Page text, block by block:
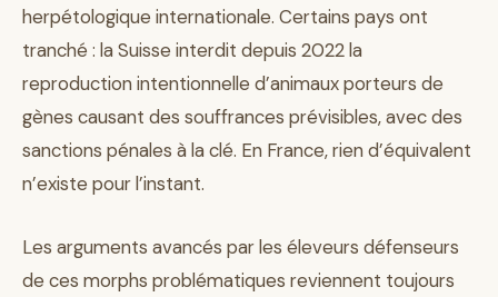
herpétologique internationale. Certains pays ont
tranché : la Suisse interdit depuis 2022 la
reproduction intentionnelle d’animaux porteurs de
gènes causant des souffrances prévisibles, avec des
sanctions pénales à la clé. En France, rien d’équivalent
n’existe pour l’instant.
Les arguments avancés par les éleveurs défenseurs
de ces morphs problématiques reviennent toujours